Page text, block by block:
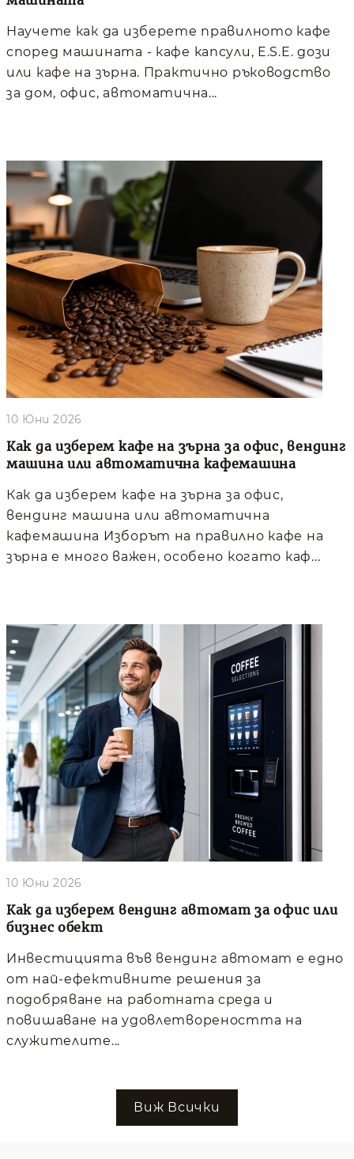
Научете как да изберете правилното кафе
според машината - кафе капсули, E.S.E. дози
или кафе на зърна. Практично ръководство
за дом, офис, автоматична...
Как да изберем кафе на зърна за офис, вендинг
машина или автоматична кафемашина
10 Юни 2026
Как да изберем кафе на зърна за офис,
вендинг машина или автоматична
кафемашина Изборът на правилно кафе на
зърна е много важен, особено когато каф...
Как да изберем вендинг автомат за офис или
бизнес обект
10 Юни 2026
Инвестицията във вендинг автомат е едно
от най-ефективните решения за
подобряване на работната среда и
повишаване на удовлетвореността на
служителите...
Виж Всички